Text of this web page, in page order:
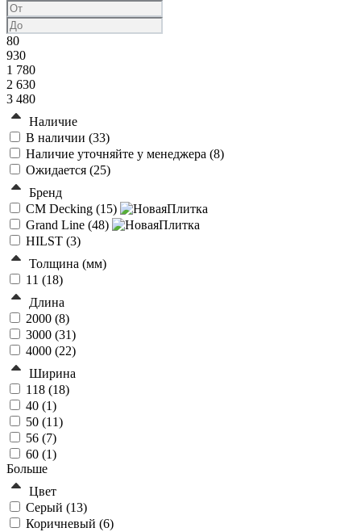
80
930
1 780
2 630
3 480
Наличие
В наличии (33)
Наличие уточняйте у менеджера (8)
Ожидается (25)
Бренд
CM Decking (15)
Grand Line (48)
HILST (3)
Толщина (мм)
11 (18)
Длина
2000 (8)
3000 (31)
4000 (22)
Ширина
118 (18)
40 (1)
50 (11)
56 (7)
60 (1)
Больше
Цвет
Серый (13)
Коричневый (6)